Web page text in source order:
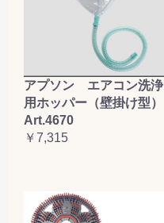
アプソン エアコン洗浄
用ホッパー（壁掛け型）
Art.4670
￥7,315